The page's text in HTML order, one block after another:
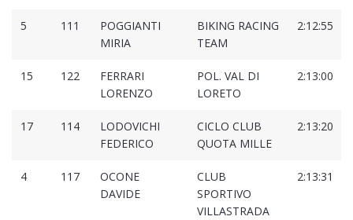
5 111
POGGIANTI
MIRIA
BIKING RACING
TEAM
2:12:55
15 122
FERRARI
LORENZO
POL. VAL DI
LORETO
2:13:00
17 114
LODOVICHI
FEDERICO
CICLO CLUB
QUOTA MILLE
2:13:20
4 117
OCONE
DAVIDE
CLUB
SPORTIVO
VILLASTRADA
2:13:31